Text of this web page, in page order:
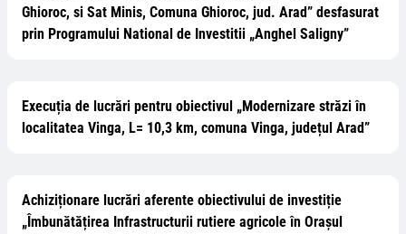
Ghioroc, si Sat Minis, Comuna Ghioroc, jud. Arad” desfasurat
prin Programului National de Investitii „Anghel Saligny”
Execuția de lucrări pentru obiectivul „Modernizare străzi în
localitatea Vinga, L= 10,3 km, comuna Vinga, județul Arad”
Achiziționare lucrări aferente obiectivului de investiție
„Îmbunătățirea Infrastructurii rutiere agricole în Orașul